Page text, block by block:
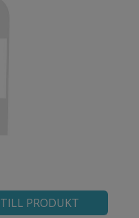
TILL PRODUKT